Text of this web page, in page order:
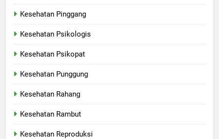
Kesehatan Pinggang
Kesehatan Psikologis
Kesehatan Psikopat
Kesehatan Punggung
Kesehatan Rahang
Kesehatan Rambut
Kesehatan Reproduksi